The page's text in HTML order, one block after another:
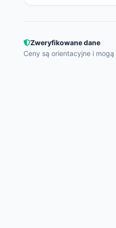
Zweryfikowane dane
Ceny są orientacyjne i